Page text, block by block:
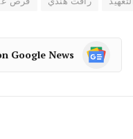
Google News